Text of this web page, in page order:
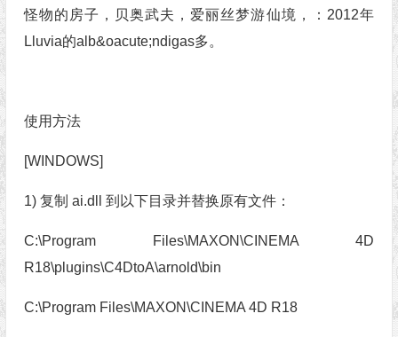
怪物的房子，贝奥武夫，爱丽丝梦游仙境，：2012年
Lluvia的alb&oacute;ndigas多。
使用方法
[WINDOWS]
1) 复制 ai.dll 到以下目录并替换原有文件：
C:\Program Files\MAXON\CINEMA 4D
R18\plugins\C4DtoA\arnold\bin
C:\Program Files\MAXON\CINEMA 4D R18